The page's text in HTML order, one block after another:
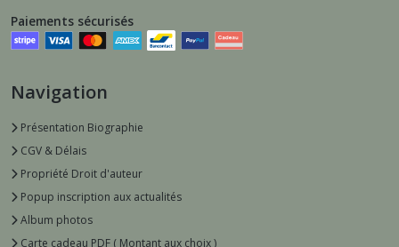
Paiements sécurisés
Navigation
Présentation Biographie
CGV & Délais
Propriété Droit d'auteur
Popup inscription aux actualités
Album photos
Carte cadeau PDF ( Montant aux choix )